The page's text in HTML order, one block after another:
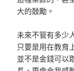
大的鼓勵。
未來不管有多少
只要是用在教育
並不是金錢可以